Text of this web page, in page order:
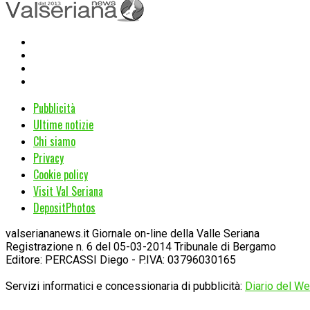
Pubblicità
Ultime notizie
Chi siamo
Privacy
Cookie policy
Visit Val Seriana
DepositPhotos
valseriananews.it Giornale on-line della Valle Seriana
Registrazione n. 6 del 05-03-2014 Tribunale di Bergamo
Editore: PERCASSI Diego - P.IVA: 03796030165
Servizi informatici e concessionaria di pubblicità: Diario del